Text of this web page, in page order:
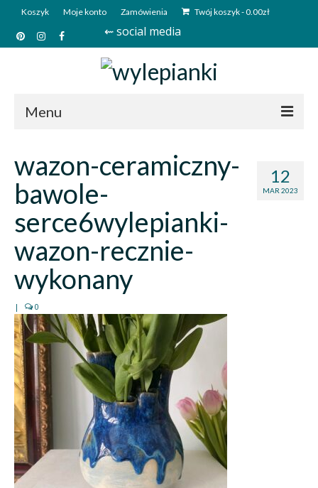
Koszyk Moje konto Zamówienia Twój koszyk-0.00zł
⇜ social media
Menu
Sklep
Kim jesteśmy?
Deutsch
12
MAR 2023
wazon-ceramiczny-
bawole-
serce6wylepianki-
wazon-recznie-
wykonany
| 0